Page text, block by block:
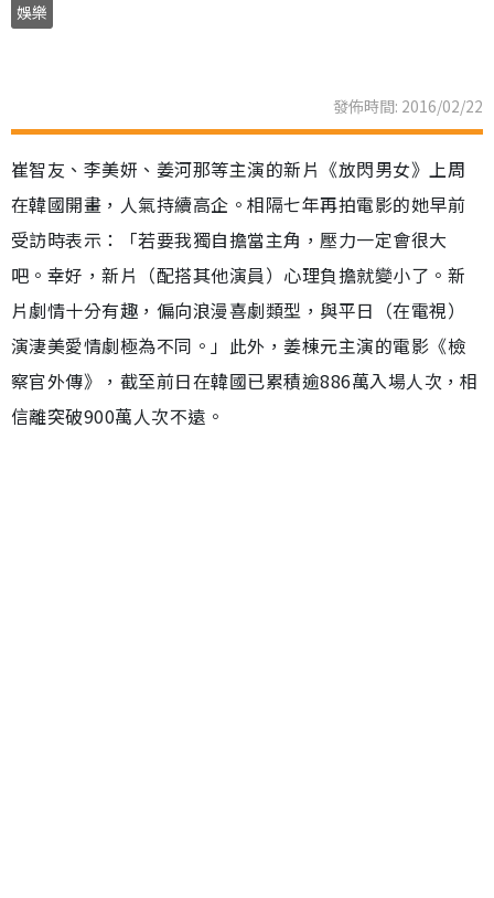
娛樂
發佈時間: 2016/02/22
崔智友、李美妍、姜河那等主演的新片《放閃男女》上周
在韓國開畫，人氣持續高企。相隔七年再拍電影的她早前
受訪時表示：「若要我獨自擔當主角，壓力一定會很大
吧。幸好，新片（配搭其他演員）心理負擔就變小了。新
片劇情十分有趣，偏向浪漫喜劇類型，與平日（在電視）
演淒美愛情劇極為不同。」此外，姜棟元主演的電影《檢
察官外傳》，截至前日在韓國已累積逾886萬入場人次，相
信離突破900萬人次不遠。